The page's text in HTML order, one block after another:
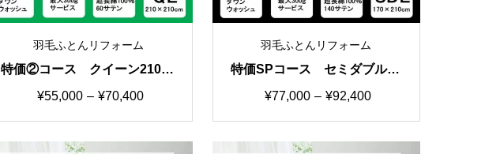
羽毛ふとんリフォーム
特価②コース クイーン210×2
10cm 羽毛ふとんリフォー
¥55,000 – ¥70,400
価
帯:
羽毛ふとんリフォーム
特価SPコース セミダブル17
0×210cm 羽毛ふとんリフォ
¥77,000 – ¥92,400
価
帯: